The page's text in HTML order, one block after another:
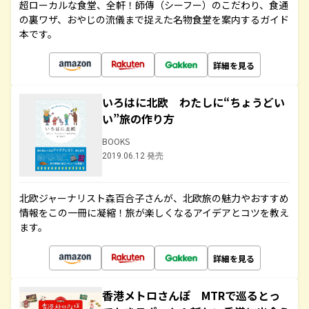
超ローカルな食堂、全軒！師傳（シーフー）のこだわり、食通
の裏ワザ、おやじの流儀まで捉えた名物食堂を案内するガイド
本です。
詳細を見る
いろはに北欧 わたしに“ちょうどい
い”旅の作り方
BOOKS
2019.06.12 発売
北欧ジャーナリスト森百合子さんが、北欧旅の魅力やおすすめ
情報をこの一冊に凝縮！旅が楽しくなるアイデアとコツを教え
ます。
詳細を見る
香港メトロさんぽ MTRで巡るとっ